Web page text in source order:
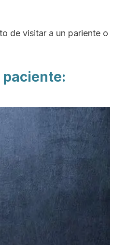
de visitar a un pariente o
paciente: